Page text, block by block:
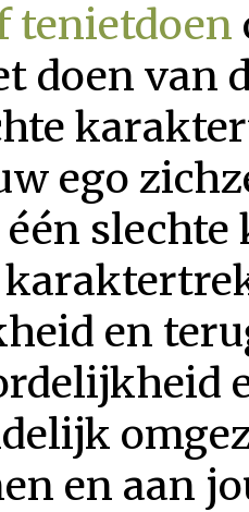
tenietdoen
doen van
ego
en
en aan